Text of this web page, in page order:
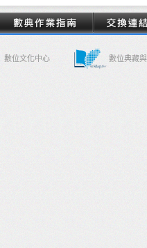
數位文化中心 數位典藏